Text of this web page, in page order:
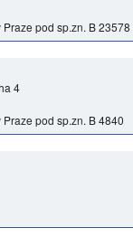
pod sp.zn. B 23578
4
pod sp.zn. B 4840